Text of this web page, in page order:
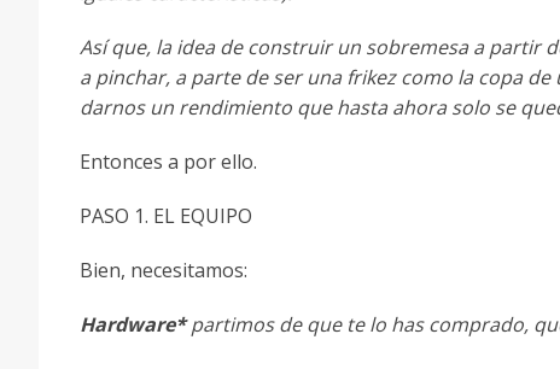
Así que, la idea de construir un sobremesa a partir
a pinchar, a partede ser una frikez como la copa
darnos un rendimiento que hasta ahora solo se
Entonces a por ello.
PASO 1. EL EQUIPO
Bien, necesitamos:
Hardware*partimos de que te lo has comprado,